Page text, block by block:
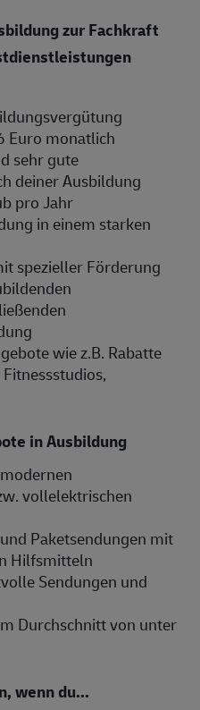
zur Fachkraft
Euro monatlich
sehr gute
deiner Ausbildung
pro Jahr
in einem starken
spezieller Förderung
wie z.B. Rabatte
in Ausbildung
vollelektrischen
Paketsendungen mit
Hilfsmitteln
Sendungen und
Durchschnitt von unter
wenn du...